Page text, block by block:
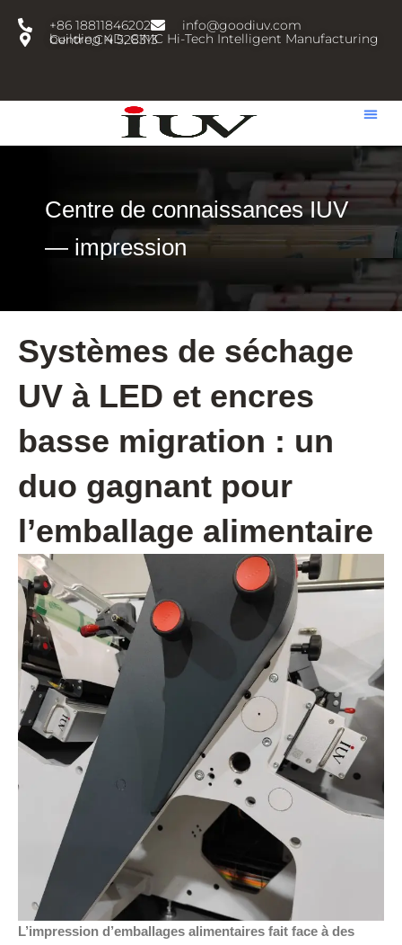
+86 18811846202
info@goodiuv.com
building 4D, CIMC Hi-Tech Intelligent Manufacturing Centre,CN 528313
Centre de connaissances IUV
— impression
Systèmes de séchage
UV à LED et encres
basse migration : un
duo gagnant pour
l’emballage alimentaire
L’impression d’emballages alimentaires fait face à des